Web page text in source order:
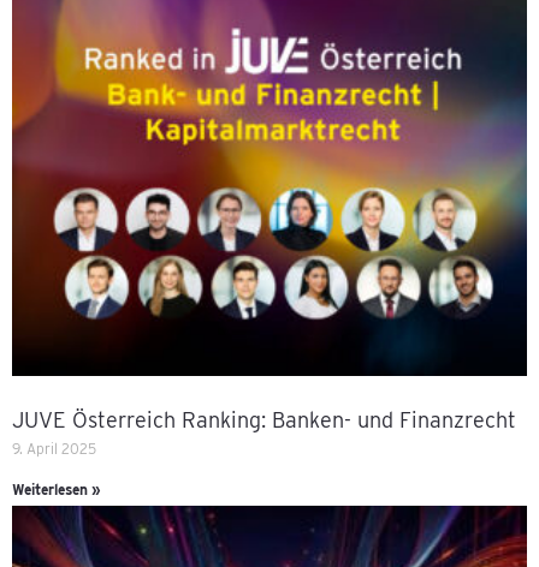
JUVE Österreich Ranking: Banken- und Finanzrecht
9. April 2025
Weiterlesen »